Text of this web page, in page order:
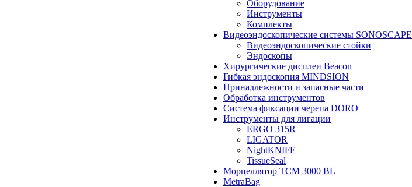
Оборудование
Инструменты
Комплекты
Видеоэндоскопические системы SONOSCAPE
Видеоэндоскопические стойки
Эндоскопы
Хирургические дисплеи Beacon
Гибкая эндоскопия MINDSION
Принадлежности и запасные части
Обработка инструментов
Система фиксации черепа DORO
Инструменты для лигации
ERGO 315R
LIGATOR
NightKNIFE
TissueSeal
Морцеллятор ТСМ 3000 BL
MetraBag